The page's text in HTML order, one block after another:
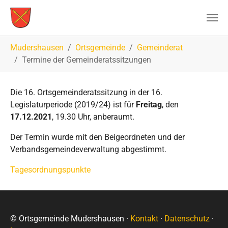
Zum Hauptinhalt springen
Mudershausen Ortsgemeinde
Gemeinderat
Termine der Gemeinderatssitzungen
Die 16. Ortsgemeinderatssitzung in der 16.
Legislaturperiode (2019/24) ist für Freitag, den
17.12.2021, 19.30 Uhr, anberaumt.
Der Termin wurde mit den Beigeordneten und der
Verbandsgemeindeverwaltung abgestimmt.
Tagesordnungspunkte
© Ortsgemeinde Mudershausen · Kontakt · Datenschutz ·